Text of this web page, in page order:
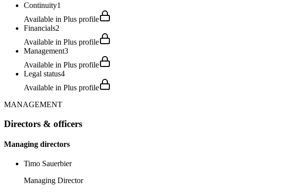
Continuity1
Available in Plus profile
Financials2
Available in Plus profile
Management3
Available in Plus profile
Legal status4
Available in Plus profile
MANAGEMENT
Directors & officers
Managing directors
Timo Sauerbier
Managing Director